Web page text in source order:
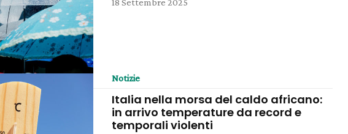
Notizie
Italia nella morsa del caldo africano:
in arrivo temperature da record e
temporali violenti